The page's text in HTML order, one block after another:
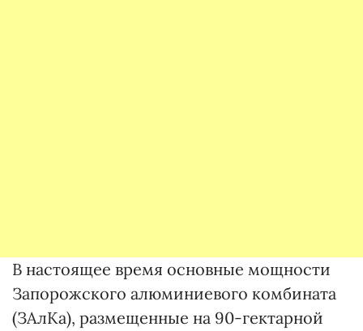
В настоящее время основные мощности
Запорожского алюминиевого комбината
(ЗАлКа), размещенные на 90-гектарной